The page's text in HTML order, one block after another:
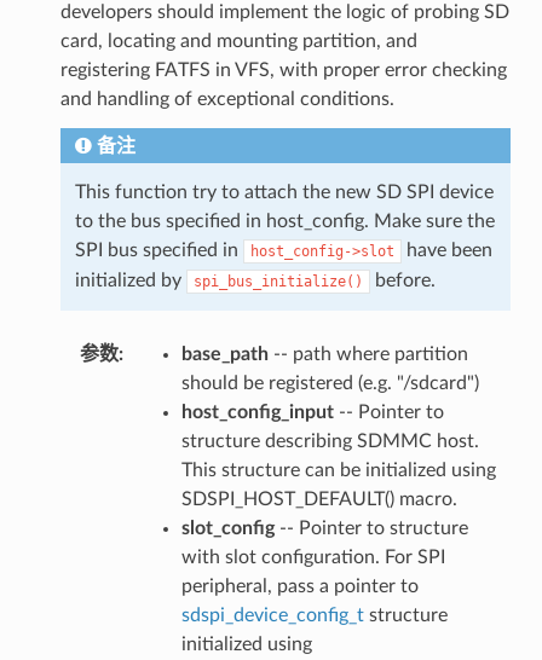
developers should implement the logic of probing SD
card, locating and mounting partition, and
registering FATFS in VFS, with proper error checking
and handling of exceptional conditions.
备注
This function try to attach the new SD SPI device
to the bus specified in host_config. Make sure the
SPI bus specified in
host_config->slot
have been
initialized by
spi_bus_initialize() before.
参数: base_path-- path where partition
should be registered (e.g. "/sdcard")
host_config_input-- Pointer to
structure describing SDMMC host.
This structure can be initialized using
SDSPI_HOST_DEFAULT() macro.
slot_config-- Pointer to structure
with slot configuration. For SPI
peripheral, pass a pointer to
sdspi_device_config_tstructure
initialized using